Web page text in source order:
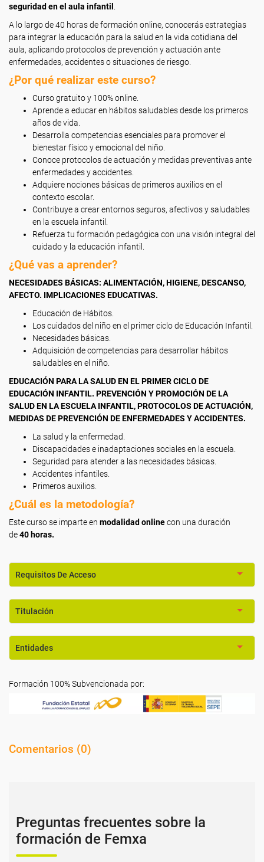
seguridad en el aula infantil
A lo largo de 40 horas de formación online, conocerás estrategias
para integrar la educación para la salud en la vida cotidiana del
aula, aplicando protocolos de prevención y actuación ante
enfermedades, accidentes o situaciones de riesgo.
¿Por qué realizar este curso?
Curso gratuito y 100% online.
Aprende a educar en hábitos saludables desde los primeros
años de vida.
Desarrolla competencias esenciales para promover el
bienestar físico y emocional del niño.
Conoce protocolos de actuación y medidas preventivas ante
enfermedades y accidentes.
Adquiere nociones básicas de primeros auxilios en el
contexto escolar.
Contribuye a crear entornos seguros, afectivos y saludables
en la escuela infantil.
Refuerza tu formación pedagógica con una visión integral del
cuidado y la educación infantil.
¿Qué vas a aprender?
NECESIDADES BÁSICAS: ALIMENTACIÓN, HIGIENE, DESCANSO,
AFECTO. IMPLICACIONES EDUCATIVAS.
Educación de Hábitos.
Los cuidados del niño en el primer ciclo de Educación Infantil.
Necesidades básicas.
Adquisición de competencias para desarrollar hábitos
saludables en el niño.
EDUCACIÓN PARA LA SALUD EN EL PRIMER CICLO DE
EDUCACIÓN INFANTIL. PREVENCIÓN Y PROMOCIÓN DE LA
SALUD EN LA ESCUELA INFANTIL, PROTOCOLOS DE ACTUACIÓN,
MEDIDAS DE PREVENCIÓN DE ENFERMEDADES Y ACCIDENTES.
La salud y la enfermedad.
Discapacidades e inadaptaciones sociales en la escuela.
Seguridad para atender a las necesidades básicas.
Accidentes infantiles.
Primeros auxilios.
¿Cuál es la metodología?
Este curso se imparte en modalidad onlinecon una duración
de40 horas.
Requisitos De Acceso
Titulación
Entidades
Formación 100% Subvencionada por:
Comentarios (0)
Preguntas frecuentes sobre la
formación de Femxa